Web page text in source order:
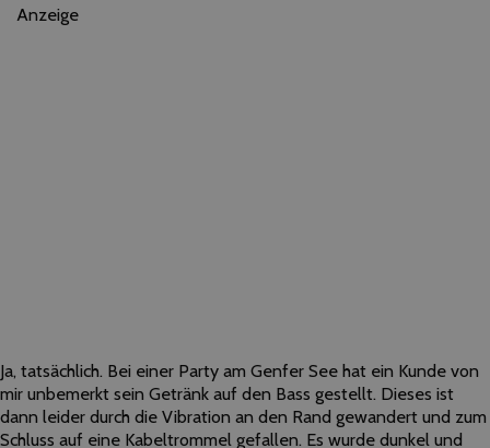
Anzeige
Ja, tatsächlich. Bei einer Party am Genfer See hat ein Kunde von
mir unbemerkt sein Getränk auf den Bass gestellt. Dieses ist
dann leider durch die Vibration an den Rand gewandert und zum
Schluss auf eine Kabeltrommel gefallen. Es wurde dunkel und